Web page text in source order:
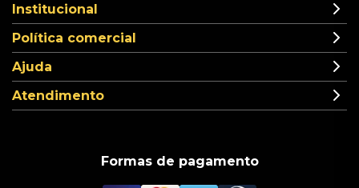
Institucional
Política comercial
Ajuda
Atendimento
Formas de pagamento